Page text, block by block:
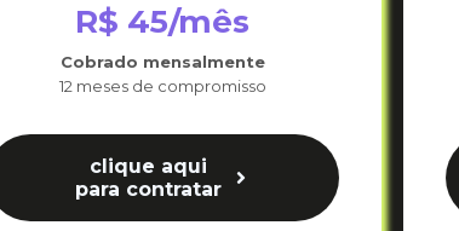
R$ 45/mês
Cobrado mensalmente
12 meses de compromisso
clique aqui
para contratar